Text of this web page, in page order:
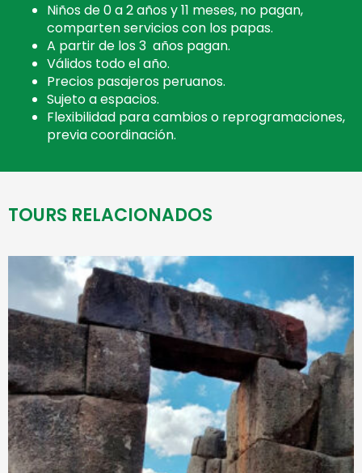
Niños de 0 a 2 años y 11 meses, no pagan,
comparten servicios con los papas.
A partir de los 3 años pagan.
Válidos todo el año.
Precios pasajeros peruanos.
Sujeto a espacios.
Flexibilidad para cambios o reprogramaciones,
previa coordinación.
TOURS RELACIONADOS